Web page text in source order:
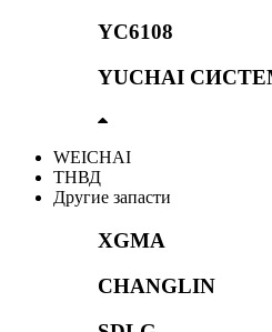
YC6108
YUCHAI
WEICHAI
ТНВД
Другие запасти
XGMA
CHANGLIN